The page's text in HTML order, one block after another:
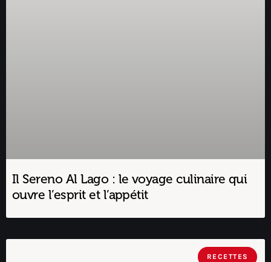
Il Sereno Al Lago : le voyage culinaire qui
ouvre l’esprit et l’appétit
RECETTES